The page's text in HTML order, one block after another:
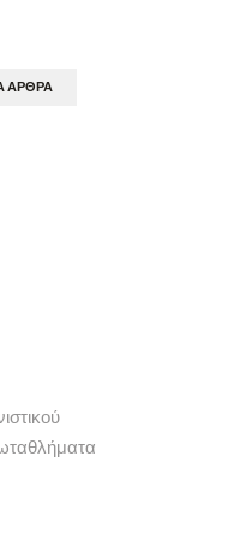
ΆΡΘΡΑ